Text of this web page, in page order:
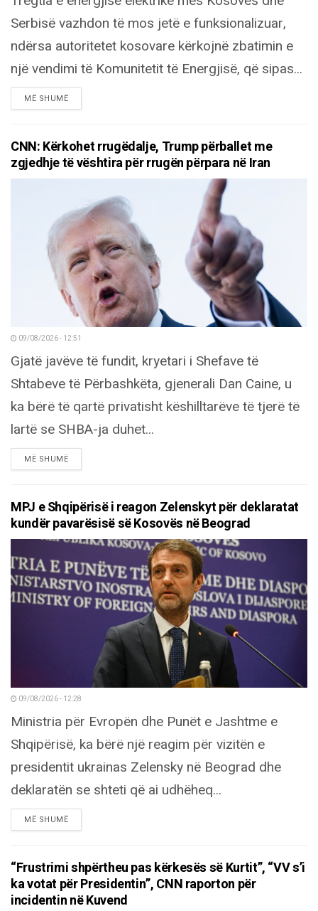
Serbisë vazhdon të mos jetë e funksionalizuar,
ndërsa autoritetet kosovare kërkojnë zbatimin e
një vendimi të Komunitetit të Energjisë, që sipas...
MË SHUMËDETAILS
CNN: Kërkohet rrugëdalje, Trump përballet me
zgjedhje të vështira për rrugën përpara në Iran
09/08/2026 - 12:51
Gjatë javëve të fundit, kryetari i Shefave të
Shtabeve të Përbashkëta, gjenerali Dan Caine, u
ka bërë të qartë privatisht këshilltarëve të tjerë të
lartë se SHBA-ja duhet...
MË SHUMËDETAILS
MPJ e Shqipërisë i reagon Zelenskyt për deklaratat
kundër pavarësisë së Kosovës në Beograd
09/08/2026 - 12:28
Ministria për Evropën dhe Punët e Jashtme e
Shqipërisë, ka bërë një reagim për vizitën e
presidentit ukrainas Zelensky në Beograd dhe
deklaratën se shteti që ai udhëheq...
MË SHUMËDETAILS
“Frustrimi shpërtheu pas kërkesës së Kurtit”, “VV s’i
ka votat për Presidentin”, CNN raporton për
incidentin në Kuvend